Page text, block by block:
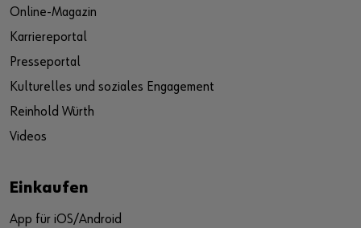
Online-Magazin
Karriereportal
Presseportal
Kulturelles und soziales Engagement
Reinhold Würth
Videos
Einkaufen
App für iOS/Android